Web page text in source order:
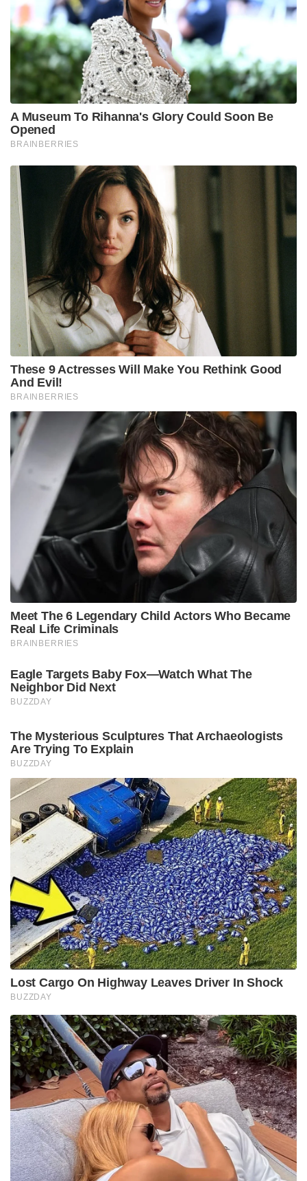
A Museum To Rihanna's Glory Could Soon Be
Opened
BRAINBERRIES
These 9 Actresses Will Make You Rethink Good
And Evil!
BRAINBERRIES
Meet The 6 Legendary Child Actors Who Became
Real Life Criminals
BRAINBERRIES
Eagle Targets Baby Fox—Watch What The
Neighbor Did Next
BUZZDAY
The Mysterious Sculptures That Archaeologists
Are Trying To Explain
BUZZDAY
Lost Cargo On Highway Leaves Driver In Shock
BUZZDAY